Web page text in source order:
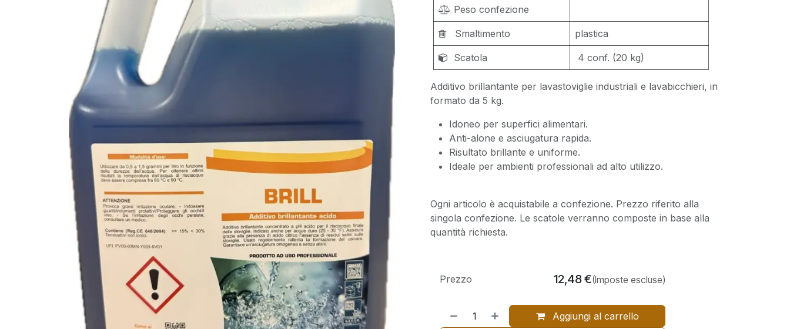
Peso confezione
Smaltimento plastica
Scatola 4 conf. (20 kg)
Additivo brillantante per lavastoviglie industriali e lavabicchieri, in
formato da 5 kg.
Idoneo per superfici alimentari.
Anti-alone e asciugatura rapida.
Risultato brillante e uniforme.
Ideale per ambienti professionali ad alto utilizzo.
Ogni articolo è acquistabile a confezione. Prezzo riferito alla
singola confezione. Le scatole verranno composte in base alla
quantità richiesta.
Aggiungi al carrello
Prezzo 12,48€(Imposte escluse)